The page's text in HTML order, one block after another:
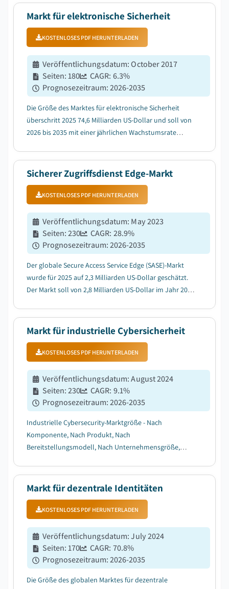
Sicherheitssysteme zurückzuführen ist....
Markt für elektronische Sicherheit
KOSTENLOSES PDF HERUNTERLADEN
Veröffentlichungsdatum:October 2017
Seiten:180 CAGR: 6.3%
Prognosezeitraum:2026-2035
Die Größe des Marktes für elektronische Sicherheit
überschritt 2025 74,6 Milliarden US-Dollar und soll von
2026 bis 2035 mit einer jährlichen Wachstumsrate
Sicherheit....
Sicherer Zugriffsdienst Edge-Markt
KOSTENLOSES PDF HERUNTERLADEN
Veröffentlichungsdatum: May 2023
Seiten:230 CAGR: 28.9%
Prognosezeitraum:2026-2035
Der globale Secure Access Service Edge (SASE)-Markt
wurde für 2025 auf 2,3 Milliarden US-Dollar geschätzt.
Der Markt soll von 2,8 Milliarden US-Dollar im Jahr 2026
(CAGR) von 28,9 %, wie der neu...
Markt für industrielle Cybersicherheit
KOSTENLOSES PDF HERUNTERLADEN
Veröffentlichungsdatum:August 2024
Seiten:230 CAGR: 9.1%
Prognosezeitraum:2026-2035
Industrielle Cybersecurity-Marktgröße - Nach
Komponente, Nach Produkt, Nach
Bereitstellungsmodell, Nach Unternehmensgröße,
Markt für dezentrale Identitäten
KOSTENLOSES PDF HERUNTERLADEN
Veröffentlichungsdatum:July 2024
Seiten:170 CAGR: 70.8%
Prognosezeitraum:2026-2035
Die Größe des globalen Marktes für dezentrale